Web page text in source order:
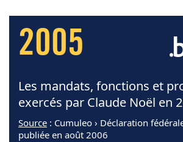
2005
Les mandats, fonctions et
exercés par Claude Noël en
Source : Cumuleo › Déclaration
publiée en août 2006